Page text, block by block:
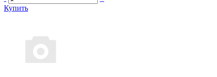
Купить